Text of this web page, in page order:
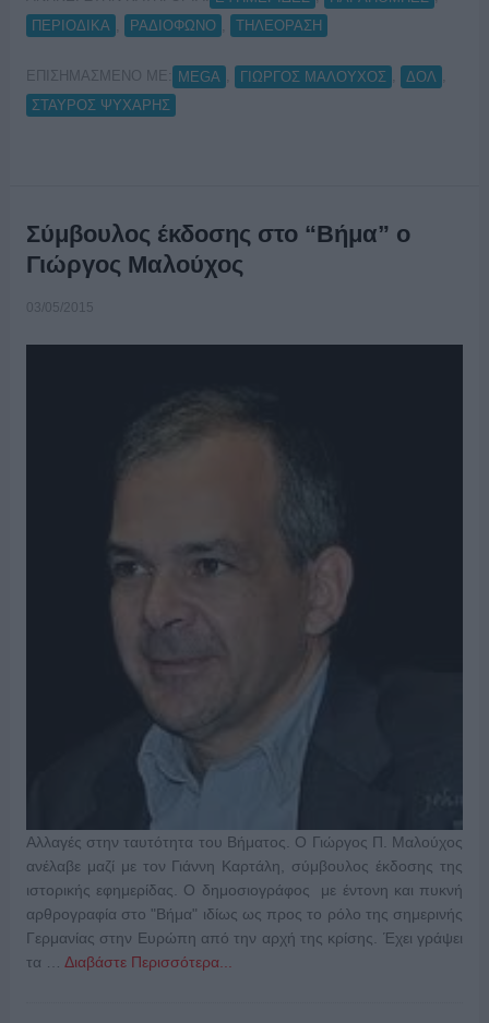
ΠΕΡΙΟΔΙΚΑ
ΡΑΔΙΟΦΩΝΟ ΤΗΛΕΟΡΑΣΗ
ΕΠΙΣΗΜΑΣΜΕΝΟ ΜΕ: MEGA ΓΙΩΡΓΟΣ ΜΑΛΟΥΧΟΣ ΔΟΛ
ΣΤΑΥΡΟΣ ΨΥΧΑΡΗΣ
Σύμβουλος έκδοσης στο “Βήμα” ο
Γιώργος Μαλούχος
03/05/2015
Αλλαγές στην ταυτότητα του Βήματος. Ο Γιώργος Π. Μαλούχος
ανέλαβε μαζί με τον Γιάννη Καρτάλη, σύμβουλος έκδοσης της
ιστορικής εφημερίδας. Ο δημοσιογράφος με έντονη και πυκνή
αρθρογραφία στο "Βήμα" ιδίως ως προς το ρόλο της σημερινής
Γερμανίας στην Ευρώπη από την αρχή της κρίσης. Έχει γράψει
τα … Διαβάστε Περισσότερα...